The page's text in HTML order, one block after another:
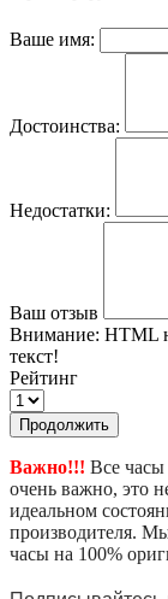
Ваше имя:
Достоинства:
Недостатки:
Ваш отзыв
Внимание: HTML
текст!
Рейтинг
Продолжить
Важно!!! Все
очень важно, это
идеальном
производителя.
часы на 100%